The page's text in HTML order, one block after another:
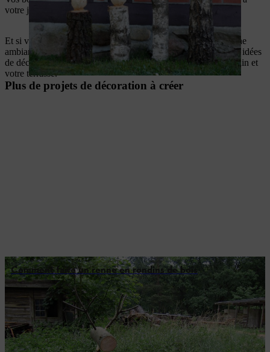
votre jardin.
Et si vous les accompagniez d’autres objets décoratifs, pour une
ambiance encore plus festive ? Nous avons beaucoup d’autres idées
de décorations hivernales à réaliser vous-même pour votre jardin et
votre terrasse.
Plus de projets de décoration à créer
Comment faire un renne en rondins de bois